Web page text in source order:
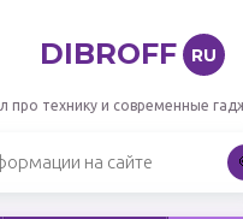
DIBROFF RU
про технику и современные